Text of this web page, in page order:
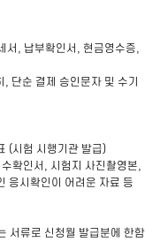
서, 납부확인서, 현금영수증,
단순 결제 승인문자 및 수기
(시험 시행기관 발급)
확인서, 시험지 사진촬영본,
응시확인이 어려운 자료 등
서류로 신청월 발급분에 한함